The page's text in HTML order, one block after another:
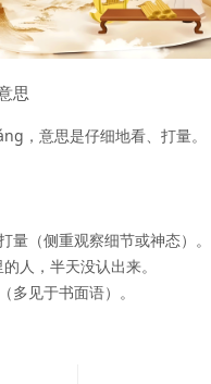
思
，意思是仔细地看、打量。
量（侧重观察细节或神态）。
人，半天没认出来。
多见于书面语）。